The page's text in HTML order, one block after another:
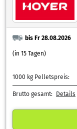
bis Fr 28.08.2026
(in 15 Tagen)
1000 kg Pelletspreis:
Brutto gesamt: Details